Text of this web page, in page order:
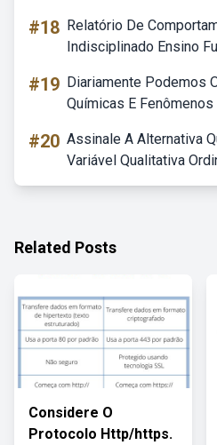
#18 Relatório De
Indisciplinado Ensino
#19 Diariamente Podemos
Químicas E
#20 Assinale A Alternativa
Variável Qualitativa
Related Posts
Considere O
Protocolo Http/https.